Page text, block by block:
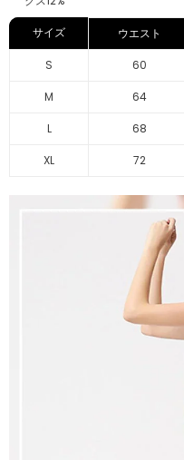
サイズ ウエスト
S 60
M 64
L 68
XL 72